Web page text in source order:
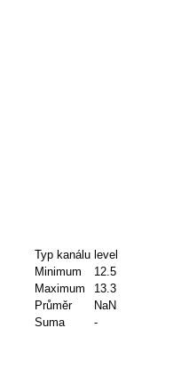
Typ kanálu level
Minimum
12.5
Maximum
13.3
Průměr
NaN
Suma
-